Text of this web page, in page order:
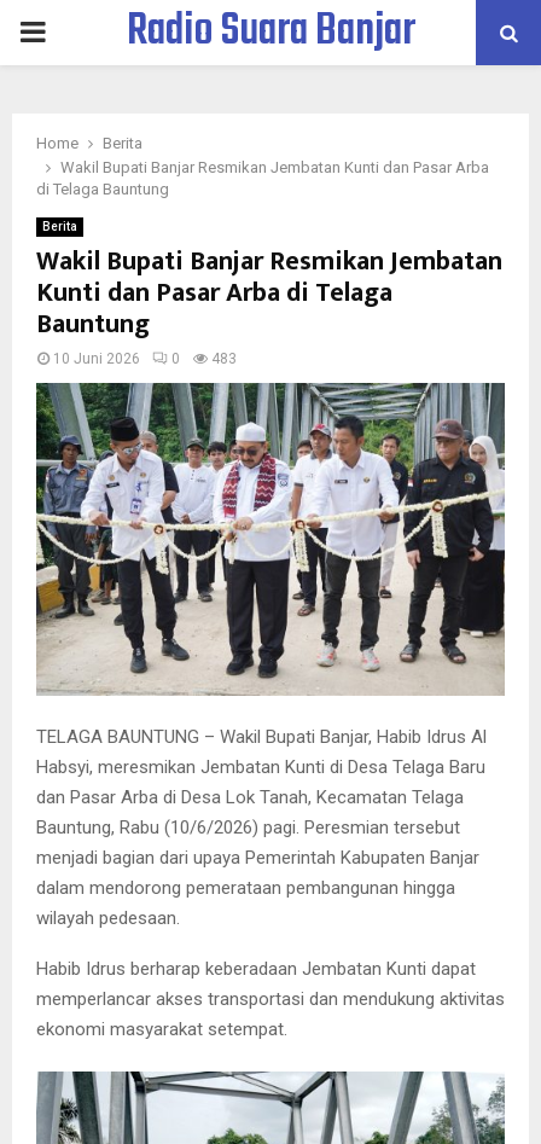
PRIMARYRadio Suara Banjar
Home
Berita
Wakil Bupati Banjar Resmikan Jembatan Kunti dan Pasar Arba
di Telaga Bauntung
Berita
Wakil Bupati Banjar Resmikan Jembatan
Kunti dan Pasar Arba di Telaga
Bauntung
10 Juni 2026 0 483
TELAGA BAUNTUNG – Wakil Bupati Banjar, Habib Idrus Al
Habsyi, meresmikan Jembatan Kunti di Desa Telaga Baru
dan Pasar Arba di Desa Lok Tanah, Kecamatan Telaga
Bauntung, Rabu (10/6/2026) pagi. Peresmian tersebut
menjadi bagian dari upaya Pemerintah Kabupaten Banjar
dalam mendorong pemerataan pembangunan hingga
wilayah pedesaan.
Habib Idrus berharap keberadaan Jembatan Kunti dapat
memperlancar akses transportasi dan mendukung aktivitas
ekonomi masyarakat setempat.